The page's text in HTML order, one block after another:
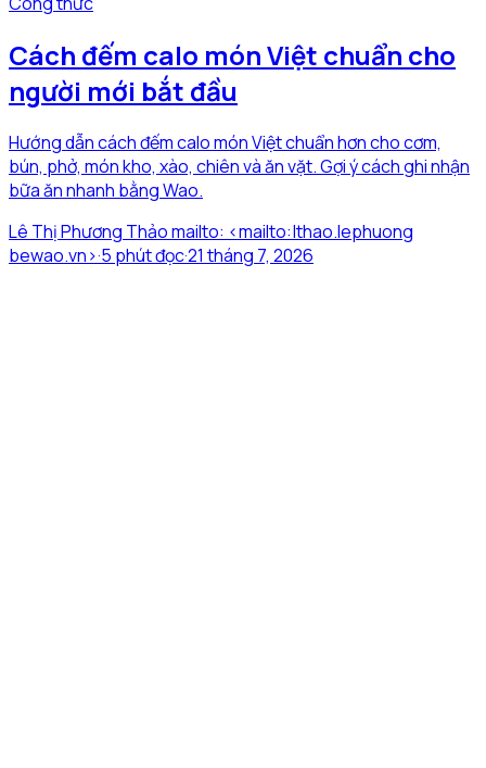
Cách đếm calo món Việt chuẩn cho
người mới bắt đầu
Hướng dẫn cách đếm calo món Việt chuẩn hơn cho cơm,
bún, phở, món kho, xào, chiên và ăn vặt. Gợi ý cách ghi nhận
bữa ăn nhanh bằng Wao.
Lê Thị Phương Thảo mailto: <mailto:|thao.lephuong
bewao.vn>·5 phút đọc·21 tháng 7, 2026